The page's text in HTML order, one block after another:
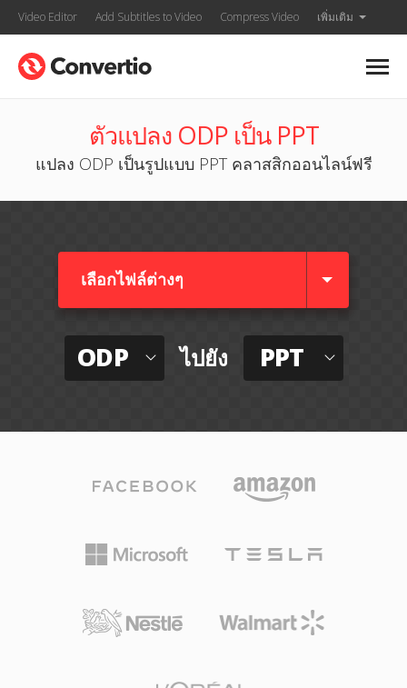
Video Editor Add Subtitles to Video Compress Video เพิ่มเติม
ตัวแปลง ODP เป็น PPT
แปลง ODP เป็นรูปแบบ PPT คลาสสิกออนไลน์ฟรี
เลือกไฟล์ต่างๆ​
ODP ไปยัง PPT